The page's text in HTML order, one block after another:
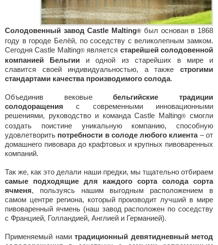
Солодовенный завод Castle Malting® был основан в 1868
году в городе Белёй, по соседству с великолепным замком.
Сегодня Castle Malting®является старейшей солодовенной
компанией Бельгии и одной из старейших в мире и
славится своей индивидуальностью, а также строгими
стандартами качества производимого солода.
Объединив вековыебельгийские традиции
солодоращения с современными инновационными
решениями, руководство и команда Castle Malting® смогли
создать поистине уникальную компанию, способную
удовлетворить потребности в солоде любого клиента– от
домашнего пивовара до крафтовых и крупных пивоваренных
компаний.
Так же, как это делали наши предки, мы тщательно отбираем
самые подходящие для каждого сорта солода сорта
ячменя, пользуясь нашим выгодным расположением в
самом центре региона, который производит лучший в мире
пивоваренный ячмень (наш завод расположен по соседству
с Францией, Голландией, Англией и Германией).
Применяемый нами традиционный девятидневный метод